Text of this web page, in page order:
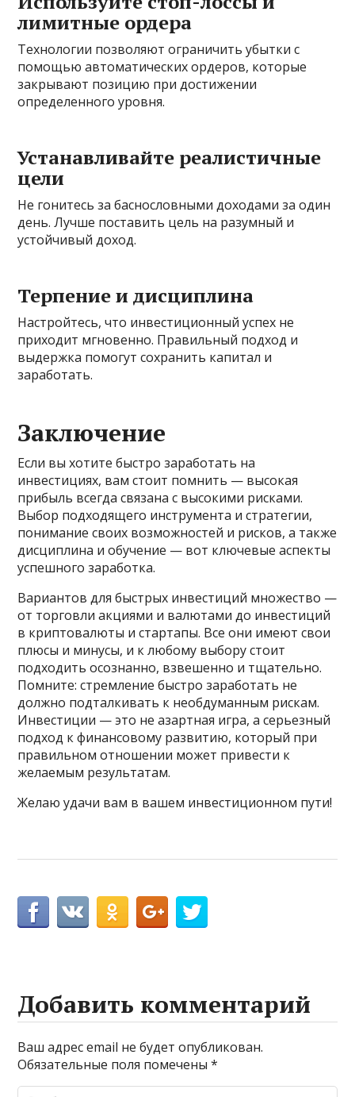
лимитные ордера
Технологии позволяют ограничить убытки с
помощью автоматических ордеров, которые
закрывают позицию при достижении
определенного уровня.
Устанавливайте реалистичные
цели
Не гонитесь за баснословными доходами за один
день. Лучше поставить цель на разумный и
устойчивый доход.
Терпение и дисциплина
Настройтесь, что инвестиционный успех не
приходит мгновенно. Правильный подход и
выдержка помогут сохранить капитал и
заработать.
Заключение
Если вы хотите быстро заработать на
инвестициях, вам стоит помнить — высокая
прибыль всегда связана с высокими рисками.
Выбор подходящего инструмента и стратегии,
понимание своих возможностей и рисков, а также
дисциплина и обучение — вот ключевые аспекты
успешного заработка.
Вариантов для быстрых инвестиций множество —
от торговли акциями и валютами до инвестиций
в криптовалюты и стартапы. Все они имеют свои
плюсы и минусы, и к любому выбору стоит
подходить осознанно, взвешенно и тщательно.
Помните: стремление быстро заработать не
должно подталкивать к необдуманным рискам.
Инвестиции — это не азартная игра, а серьезный
подход к финансовому развитию, который при
правильном отношении может привести к
желаемым результатам.
Желаю удачи вам в вашем инвестиционном пути!
Добавить комментарий
Ваш адрес email не будет опубликован.
Обязательные поля помечены*